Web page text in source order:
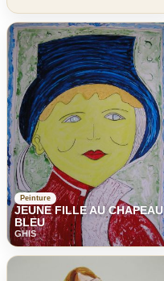
Peinture
JEUNE FILLE AU CHAPEAU
BLEU
GHIS